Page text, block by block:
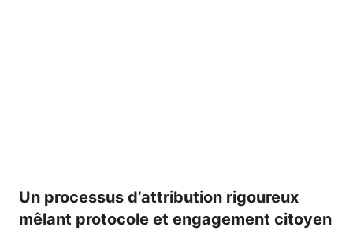
Un processus d’attribution rigoureux
mêlant protocole et engagement citoyen